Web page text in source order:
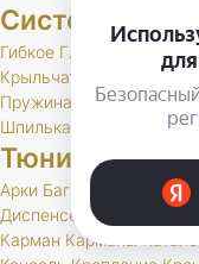
Система
Гибкое Глушитель
Крыльчатка
Пружина
РК Резонатор
Шпилька
Тюнинг и
Арки Багажник
Диспенсер
Карман Карманы